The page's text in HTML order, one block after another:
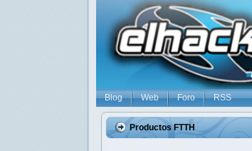
Blog Web Foro RSS
Productos FTTH